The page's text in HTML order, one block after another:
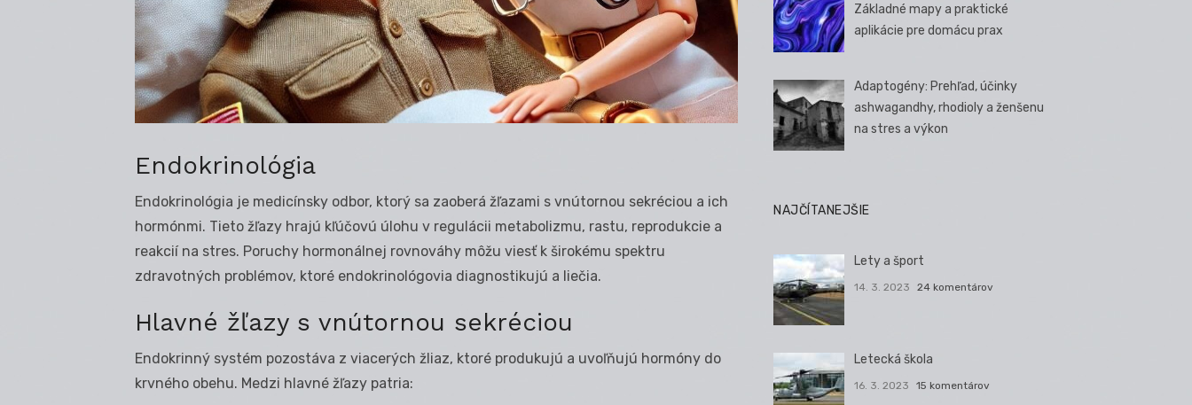
Endokrinológia
Endokrinológia je medicínsky odbor, ktorý sa zaoberá žľazami s vnútornou sekréciou a ich
hormónmi. Tieto žľazy hrajú kľúčovú úlohu v regulácii metabolizmu, rastu, reprodukcie a
reakcií na stres. Poruchy hormonálnej rovnováhy môžu viesť k širokému spektru
zdravotných problémov, ktoré endokrinológovia diagnostikujú a liečia.
Hlavné žľazy s vnútornou sekréciou
Endokrinný systém pozostáva z viacerých žliaz, ktoré produkujú a uvoľňujú hormóny do
krvného obehu. Medzi hlavné žľazy patria:
Základné mapy a praktické
aplikácie pre domácu prax
Adaptogény: Prehľad, účinky
ashwagandhy, rhodioly a ženšenu
na stres a výkon
NAJČÍTANEJŠIE
Lety a šport
14. 3. 2023 24 komentárov
Letecká škola
16. 3. 2023 15 komentárov